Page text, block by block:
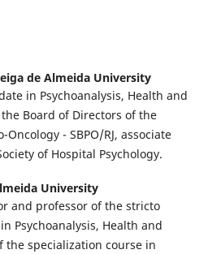
de Almeida University
in Psychoanalysis, Health and
Board of Directors of the
- SBPO/RJ, associate
of Hospital Psychology.
University
and professor of the stricto
Psychoanalysis, Health and
the specialization course in